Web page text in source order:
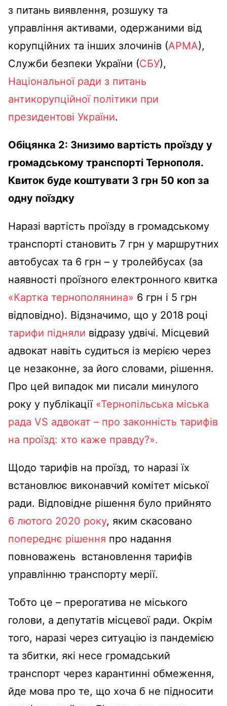
з питань виявлення, розшуку та
управління активами, одержаними від
корупційних та інших злочинів (АРМА),
Служби безпеки України (СБУ),
Національної ради з питань
антикорупційної політики при
президентові України.
Обіцянка 2: Знизимо вартість проїзду у
громадському транспорті Тернополя.
Квиток буде коштувати 3 грн 50 коп за
одну поїздку
Наразі вартість проїзду в громадському
транспорті становить 7 грн у маршрутних
автобусах та 6 грн – у тролейбусах (за
наявності проїзного електронного квитка
«Картка тернополянина» 6 грн і 5 грн
відповідно). Відзначимо, що у 2018 році
тарифи підняли відразу удвічі. Місцевий
адвокат навіть судиться із мерією через
це незаконне, за його словами, рішення.
Про цей випадок ми писали минулого
року у публікації «Тернопільська міська
рада VS адвокат – про законність тарифів
на проїзд: хто каже правду?».
Щодо тарифів на проїзд, то наразі їх
встановлює виконавчий комітет міської
ради. Відповідне рішення було прийнято
6 лютого 2020 року, яким скасовано
попереднє рішення про надання
повноважень встановлення тарифів
управлінню транспорту мерії.
Тобто це – прерогатива не міського
голови, а депутатів місцевої ради. Окрім
того, наразі через ситуацію із пандемією
та збитки, які несе громадський
транспорт через карантинні обмеження,
йде мова про те, що хоча б не підносити